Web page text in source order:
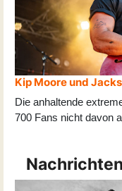
Kip Moore und
Die anhaltende
700 Fans nicht davon
Nachrichten